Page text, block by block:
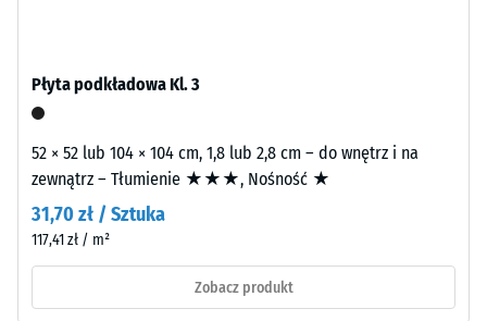
Materiał
Składniki
budowa
tłumienie
antypoślizgowości
DS (EN 14041) -
Wartość skali 5 =
Współczynnik
tarcia ok. 0,6
na
Płyta podkładowa Kl. 3
52 × 52 lub 104 × 104 cm, 1,8 lub 2,8 cm – do wnętrz i na
zewnątrz – Tłumienie ★★★, Nośność ★
31,70 zł / Sztuka
117,41 zł / m²
Zobacz produkt